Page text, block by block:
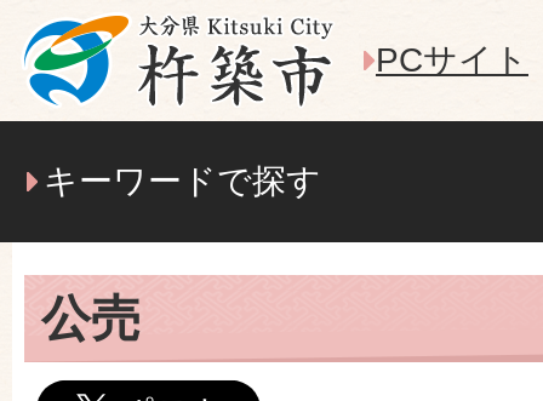
PCサイト
キーワードで探す
公売